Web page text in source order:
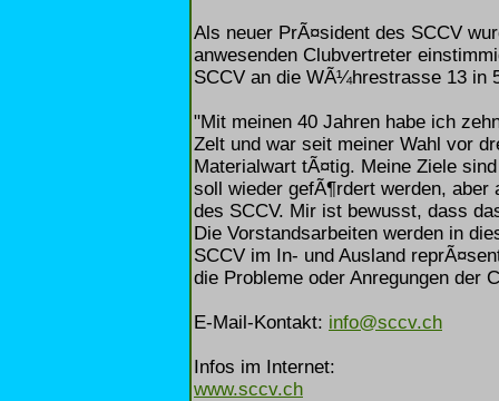
Als neuer PrÃ¤sident des SCCV
anwesenden Clubvertreter
SCCV an die WÃ¼hrestrasse 13 in
"Mit meinen 40 Jahren habe ich
Zelt und war seit meiner Wahl vor
Materialwart tÃ¤tig. Meine Ziele
soll wieder gefÃ¶rdert werden,
des SCCV. Mir ist bewusst, dass
Die Vorstandsarbeiten werden in
SCCV im In- und Ausland
die Probleme oder Anregungen der
E-Mail-Kontakt: info@sccv.ch
Infos im Internet:
www.sccv.ch